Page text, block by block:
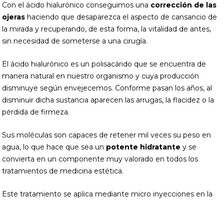
Con el ácido hialurónico conseguimos una corrección de las
ojeras haciendo que desaparezca el aspecto de cansancio de
la mirada y recuperando, de esta forma, la vitalidad de antes,
sin necesidad de someterse a una cirugía.
El ácido hialurónico es un polisacárido que se encuentra de
manera natural en nuestro organismo y cuya producción
disminuye según envejecemos. Conforme pasan los años, al
disminuir dicha sustancia aparecen las arrugas, la flacidez o la
pérdida de firmeza.
Sus moléculas son capaces de retener mil veces su peso en
agua, lo que hace que sea un potente hidratante y se
convierta en un componente muy valorado en todos los
tratamientos de medicina estética.
Este tratamiento se aplica mediante micro inyecciones en la